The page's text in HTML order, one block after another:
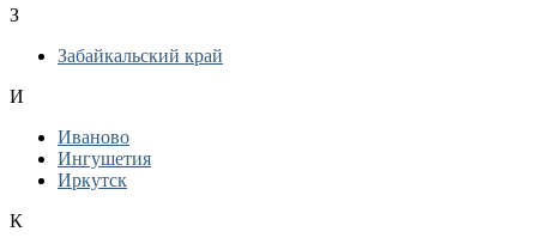
З
Забайкальский край
И
Иваново
Ингушетия
Иркутск
К